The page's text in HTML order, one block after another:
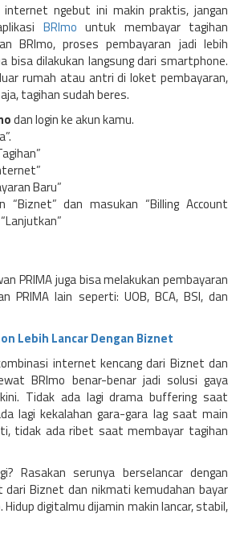
internet ngebut ini makin praktis, jangan
BRImo untuk membayar tagihan
BRImo, proses pembayaran jadi lebih
bisa dilakukan langsung dari smartphone.
rumah atau antri di loket pembayaran,
tagihan sudah beres.
dan login ke akun kamu.
Baru”
“Biznet” dan masukan “Billing Account
PRIMA juga bisa melakukan pembayaran
PRIMA lain seperti: UOB, BCA, BSI, dan
Lebih Lancar Dengan Biznet
internet kencang dari Biznet dan
BRImo benar-benar jadi solusi gaya
Tidak ada lagi drama buffering saat
lagi kekalahan gara-gara lag saat main
tidak ada ribet saat membayar tagihan
Rasakan serunya berselancar dengan
Biznet dan nikmati kemudahan bayar
digitalmu dijamin makin lancar, stabil,